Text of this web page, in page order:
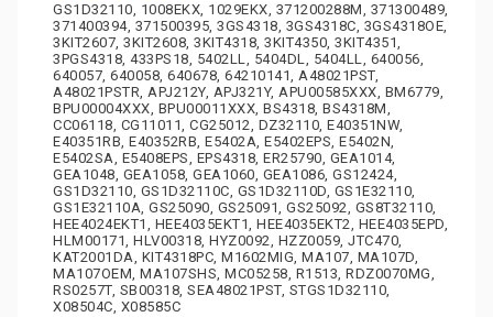
GS1D32110, 1008EKX, 1029EKX, 371200288M, 371300489,
371400394, 371500395, 3GS4318, 3GS4318C, 3GS4318OE,
3KIT2607, 3KIT2608, 3KIT4318, 3KIT4350, 3KIT4351,
3PGS4318, 433PS18, 5402LL, 5404DL, 5404LL, 640056,
640057, 640058, 640678, 64210141, A48021PST,
A48021PSTR, APJ212Y, APJ321Y, APU00585XXX, BM6779,
BPU00004XXX, BPU00011XXX, BS4318, BS4318M,
CC06118, CG11011, CG25012, DZ32110, E40351NW,
E40351RB, E40352RB, E5402A, E5402EPS, E5402N,
E5402SA, E5408EPS, EPS4318, ER25790, GEA1014,
GEA1048, GEA1058, GEA1060, GEA1086, GS12424,
GS1D32110, GS1D32110C, GS1D32110D, GS1E32110,
GS1E32110A, GS25090, GS25091, GS25092, GS8T32110,
HEE4024EKT1, HEE4035EKT1, HEE4035EKT2, HEE4035EPD,
HLM00171, HLV00318, HYZ0092, HZZ0059, JTC470,
KAT2001DA, KIT4318PC, M1602MIG, MA107, MA107D,
MA107OEM, MA107SHS, MC05258, R1513, RDZ0070MG,
RS0257T, SB00318, SEA48021PST, STGS1D32110,
X08504C, X08585C